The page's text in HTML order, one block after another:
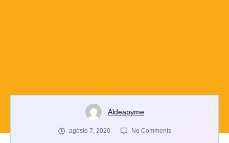
Aldeapyme
agosto 7, 2020 No Comments